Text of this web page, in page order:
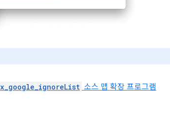
x_google_ignoreList 소스 맵 확장 프로그램